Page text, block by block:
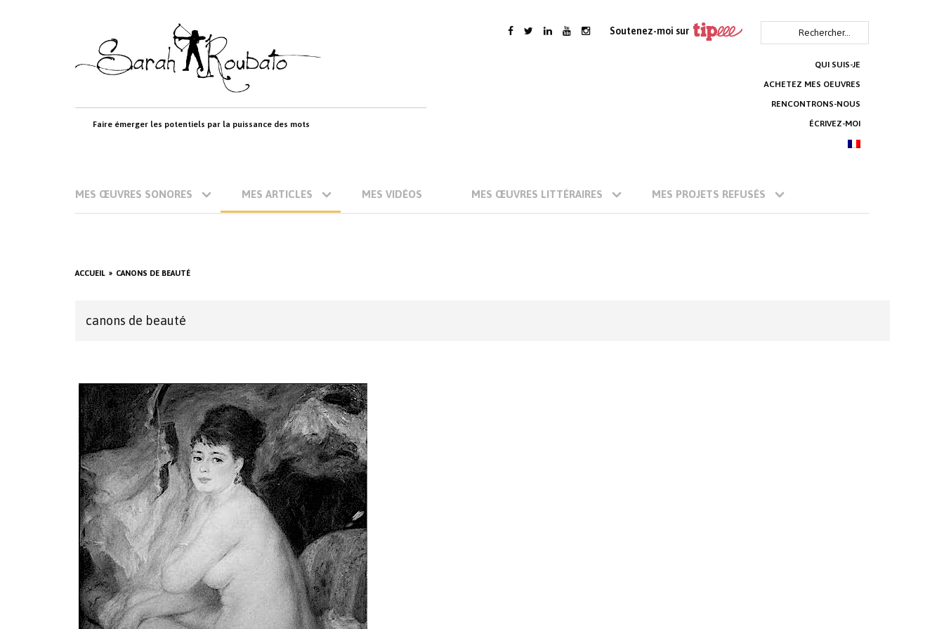
content
Faire émerger les potentiels par la puissance des mots
Soutenez-moi sur Rechercher :
QUI SUIS-JE
ACHETEZ MES OEUVRES
RENCONTRONS-NOUS
ÉCRIVEZ-MOI
MES ŒUVRES SONORES MES ARTICLES MES VIDÉOS MES ŒUVRES LITTÉRAIRES MES PROJETS REFUSÉS
ACCUEIL CANONS DE BEAUTÉ
canons de beauté